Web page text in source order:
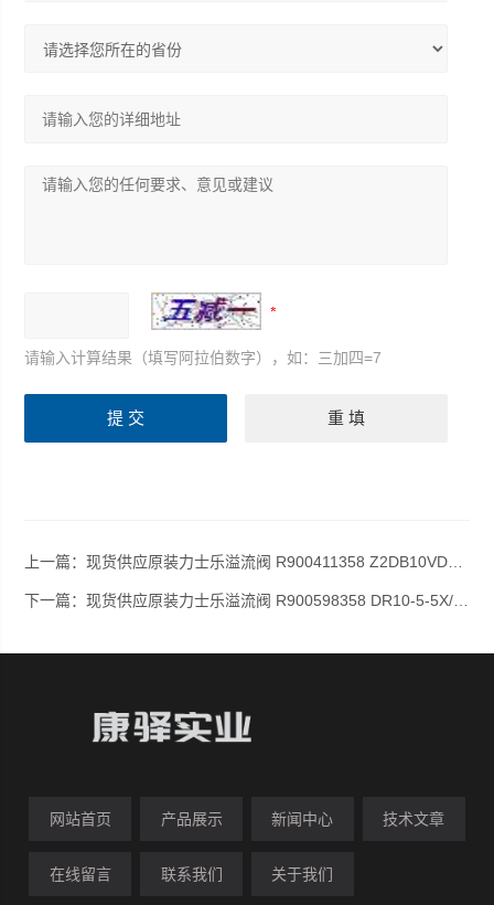
请输入计算结果（填写阿拉伯数字），如：三加四=7
上一篇：现货供应原装力士乐溢流阀 R900411358 Z2DB10VD2-4X/200V
下一篇：现货供应原装力士乐溢流阀 R900598358 DR10-5-5X/200YM
网站首页 产品展示 新闻中心 技术文章
在线留言 联系我们 关于我们